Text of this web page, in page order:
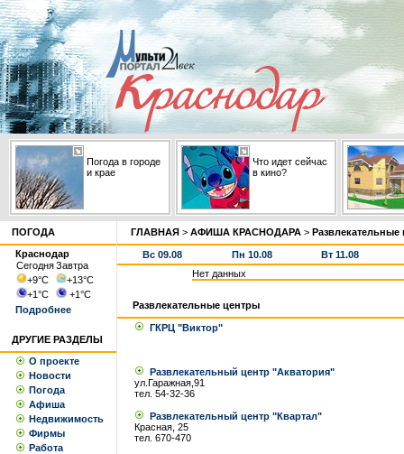
Погода в городе
и крае
Что идет сейчас
в кино?
ПОГОДА
Краснодар
СегодняЗавтра
+9°С +13°С
+1°С +1°С
Подробнее
ДРУГИЕ РАЗДЕЛЫ
О проекте
Новости
Погода
Афиша
Недвижимость
Фирмы
Работа
ГЛАВНАЯ > АФИША КРАСНОДАРА > Развлекательные
Вс 09.08 Пн 10.08
Вт 11.08
Нет данных
Развлекательные центры
ГКРЦ "Виктор"
Развлекательный центр "Акватория"
ул.Гаражная,91
тел. 54-32-36
Развлекательный центр "Квартал"
Красная, 25
тел. 670-470